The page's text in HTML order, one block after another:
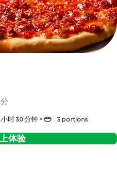
时 30 分钟 3 portions
体验